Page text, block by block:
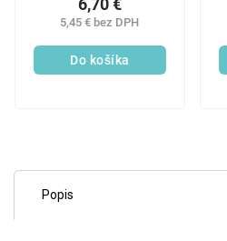
5,45 € bez DPH
6,70 €
Do košíka
Popis